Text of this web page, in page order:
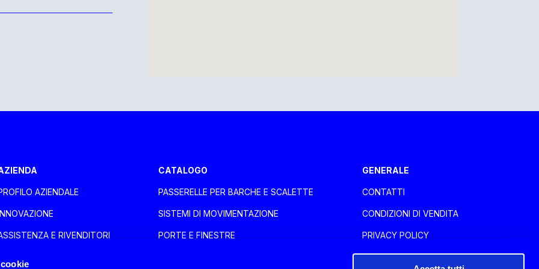
AZIENDALE
E RIVENDITORI
CATALOGO
PASSERELLE PER BARCHE E SCALETTE
SISTEMI DI MOVIMENTAZIONE
PORTE E FINESTRE
GENERALE
CONTATTI
CONDIZIONI DI VENDITA
PRIVACY POLICY
COOKIE POLICY